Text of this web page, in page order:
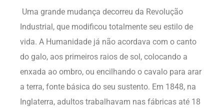
Uma grande mudança decorreu da Revolução
Industrial, que modificou totalmente seu estilo de
vida. A Humanidade já não acordava com o canto
do galo, aos primeiros raios de sol, colocando a
enxada ao ombro, ou encilhando o cavalo para arar
a terra, fonte básica do seu sustento. Em 1848, na
Inglaterra, adultos trabalhavam nas fábricas até 18